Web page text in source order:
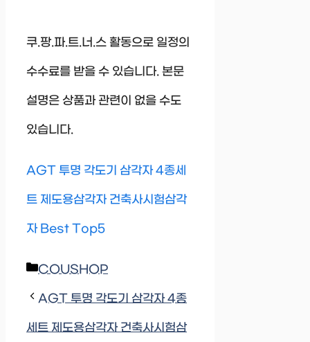
쿠.팡.파.트.너.스 활동으로 일정의
수수료를 받을 수 있습니다. 본문
설명은 상품과 관련이 없을 수도
있습니다.
AGT 투명 각도기 삼각자 4종세
트 제도용삼각자 건축사시험삼각
자 Best Top5
Categories
COUSHOP
AGT 투명 각도기 삼각자 4종
세트 제도용삼각자 건축사시험삼